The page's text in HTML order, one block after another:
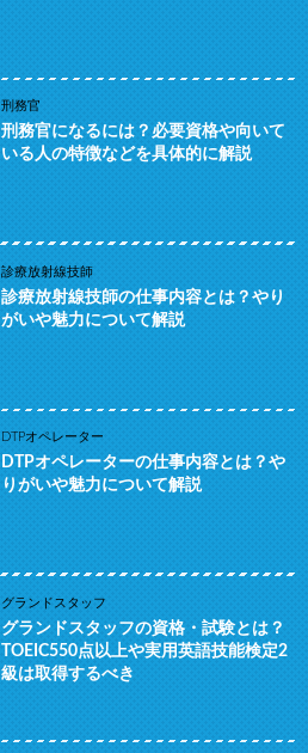
刑務官
刑務官になるには？必要資格や向いて
いる人の特徴などを具体的に解説
診療放射線技師
診療放射線技師の仕事内容とは？やり
がいや魅力について解説
DTPオペレーター
DTPオペレーターの仕事内容とは？や
りがいや魅力について解説
グランドスタッフ
グランドスタッフの資格・試験とは？
TOEIC550点以上や実用英語技能検定2
級は取得するべき